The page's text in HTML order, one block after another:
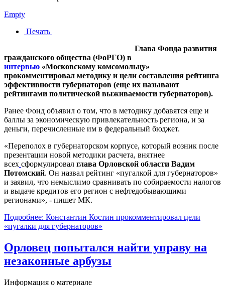
Empty
Печать
Глава Фонда развития
гражданского общества (ФоРГО) в
интервью «Московскому комсомольцу»
прокомментировал методику и цели составления рейтинга
эффективности губернаторов (еще их называют
рейтингами политической выживаемости губернаторов).
Ранее Фонд объявил о том, что в методику добавятся еще и
баллы за экономическую привлекательность региона, и за
деньги, перечисленные им в федеральный бюджет.
«Переполох в губернаторском корпусе, который возник после
презентации новой методики расчета, внятнее
всех сформулировал глава Орловской области Вадим
Потомский. Он назвал рейтинг «пугалкой для губернаторов»
и заявил, что немыслимо сравнивать по собираемости налогов
и выдаче кредитов его регион с нефтедобывающими
регионами», - пишет МК.
Подробнее: Константин Костин прокомментировал цели
«пугалки для губернаторов»
Орловец попытался найти управу на
незаконные арбузы
Информация о материале